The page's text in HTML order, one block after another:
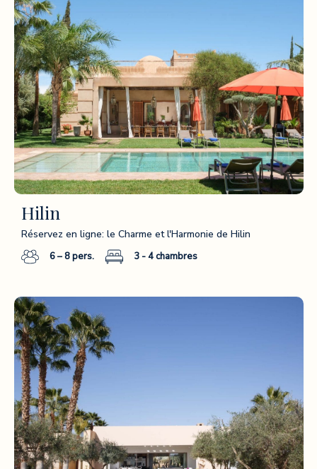
Hilin
Réservez en ligne: le Charme et l'Harmonie de Hilin
6 – 8pers. 3 - 4chambres